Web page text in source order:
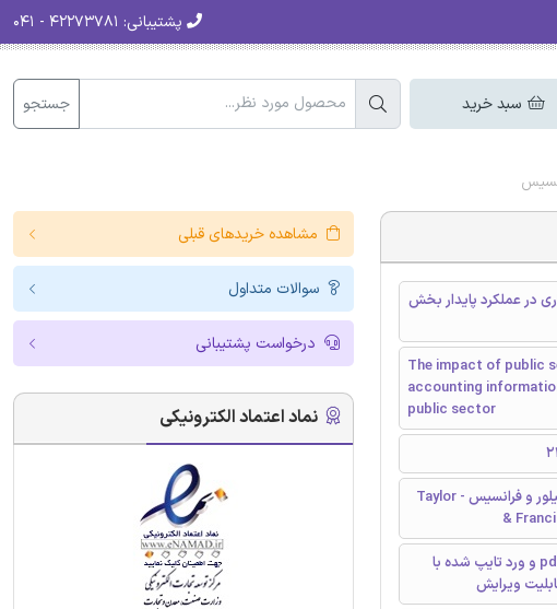
پشتیبانی:
سبد خرید جستجو
در عملکرد پایدار بخش
The impact of public
accounting
public sector
تیلور و فرانسیس - Taylor
&
pdf و ورد تایپ شده با
ویرایش
مشاهده خریدهای قبلی
سوالات متداول
درخواست پشتیبانی
نماد اعتماد الکترونیکی